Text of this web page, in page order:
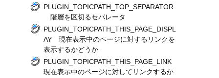
PLUGIN_TOPICPATH_TOP_SEPARATOR
階層を区切るセパレータ
PLUGIN_TOPICPATH_THIS_PAGE_DISPL
AY 現在表示中のページに対するリンクを
表示するかどうか
PLUGIN_TOPICPATH_THIS_PAGE_LINK
現在表示中のページに対してリンクするか